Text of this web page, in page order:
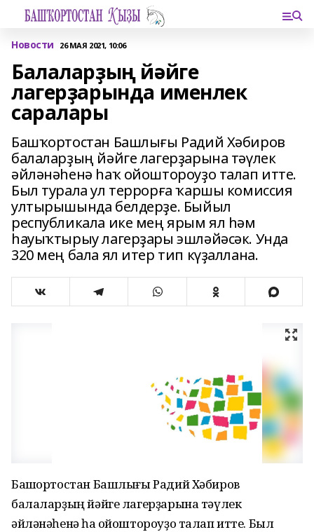
Новости 26 МАЯ 2021, 10:06
Балаларҙың йәйге
лагерҙарында именлек
саралары
Башҡортостан Башлығы Радий Хәбиров
балаларҙың йәйге лагерҙарына тәүлек
әйләнәһенә һаҡ ойоштороуҙо талап итте.
Был турала ул террорға ҡаршы комиссия
ултырышында белдерҙе. Быйыл
республикала ике мең ярым ял һәм
һауыҡтырыу лагерҙары эшләйәсәк. Унда
320 мең бала ял итер тип күҙаллана.
Башҡортостан Башлығы Радий Хәбиров
балаларҙың йәйге лагерҙарына тәүлек
әйләнәһенә һаҡ ойоштороуҙо талап итте. Был